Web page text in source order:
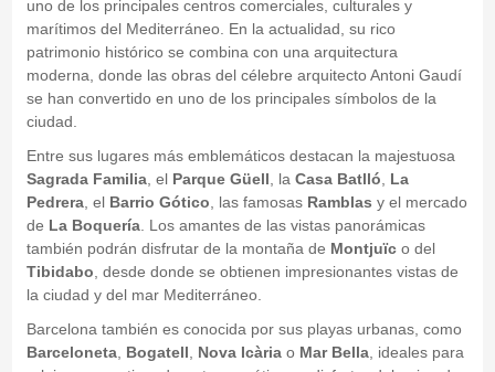
uno de los principales centros comerciales, culturales y
marítimos del Mediterráneo. En la actualidad, su rico
patrimonio histórico se combina con una arquitectura
moderna, donde las obras del célebre arquitecto Antoni Gaudí
se han convertido en uno de los principales símbolos de la
ciudad.
Entre sus lugares más emblemáticos destacan la majestuosa
Sagrada Familia, el Parque Güell , la Casa Batlló
La
Pedrera, el Barrio Gótico , las famosas Ramblas y el mercado
de La Boquería. Los amantes de las vistas panorámicas
también podrán disfrutar de la montaña de Montjuïco del
Tibidabo , desde donde se obtienen impresionantes vistas de
la ciudad y del mar Mediterráneo.
Barcelona también es conocida por sus playas urbanas, como
Barceloneta, Bogatell Nova Icàriao Mar Bella, ideales para